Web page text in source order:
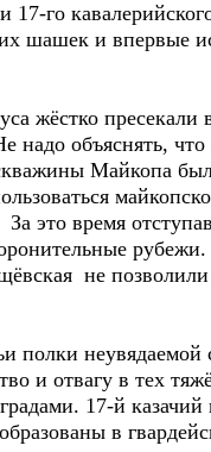
го
шашек и впервые
жёстко
объяснять,
Майкопа
это время
не
полки
и отвагу в тех
17-й
в